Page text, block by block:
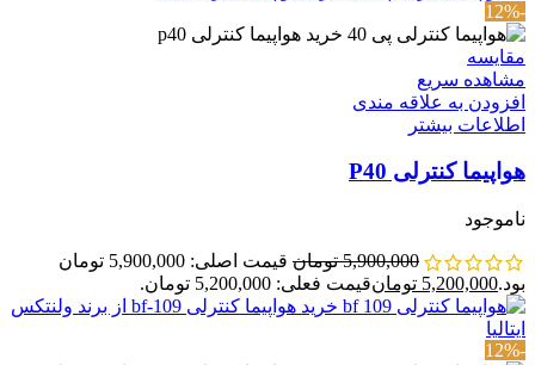
-12%
مقایسه
مشاهده سریع
افزودن به علاقه مندی
اطلاعات بیشتر
هواپیما کنترلی P40
ناموجود
5,900,000 تومان
قیمت اصلی: 5,900,000 تومان
بود.5,200,000 تومانقیمت فعلی: 5,200,000 تومان.
-12%